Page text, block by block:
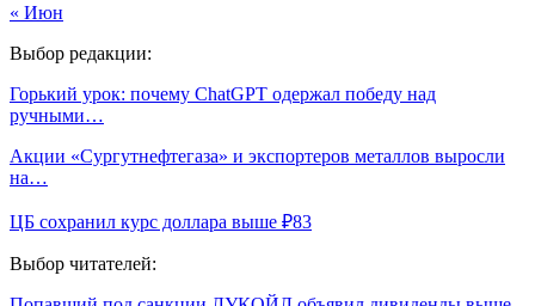
« Июн
Выбор редакции:
Горький урок: почему ChatGPT одержал победу над
ручными…
Акции «Сургутнефтегаза» и экспортеров металлов выросли
на…
ЦБ сохранил курс доллара выше ₽83
Выбор читателей: